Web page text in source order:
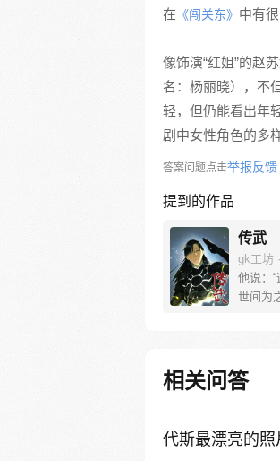
在 《闯关东》 中有
像饰演“红姐”的赵
名：杨丽晓），不
轻，但仍能看出年
剧中女性角色的多
答案问题点击举报反馈
提到的作品
传武
gk工坊
他说：
世间为
相关问答
代斯最漂亮的照